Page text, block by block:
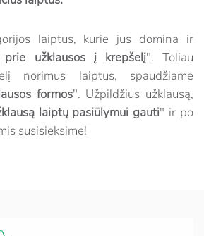
laiptus, kurie jus domina ir
užklausos į krepšelį". Toliau
norimus laiptus, spaudžiame
formos". Užpildžius užklausą,
laiptų pasiūlymui gauti" ir po
susisieksime!